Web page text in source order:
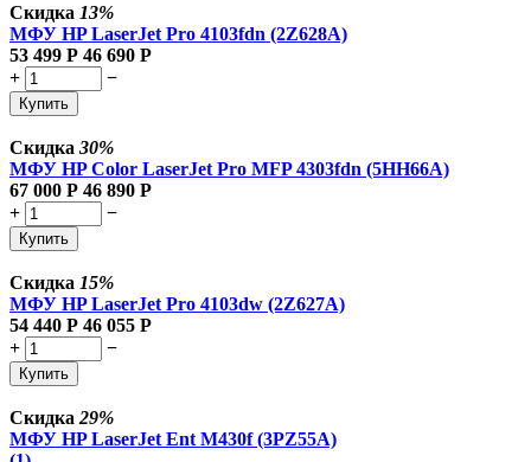
Скидка 13%
МФУ HP LaserJet Pro 4103fdn (2Z628A)
53 499 Р 46 690 Р
+
−
Купить
Скидка 30%
МФУ HP Color LaserJet Pro MFP 4303fdn (5HH66A)
67 000 Р 46 890 Р
+
−
Купить
Скидка 15%
МФУ HP LaserJet Pro 4103dw (2Z627A)
54 440 Р 46 055 Р
+
−
Купить
Скидка 29%
МФУ HP LaserJet Ent M430f (3PZ55A)